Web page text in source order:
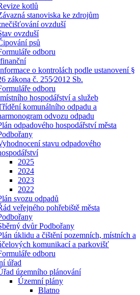
kotlů
stanoviska ke zdrojům
ovzduší
ovzduší
psů
odboru
o kontrolách podle ustanovení §
zákona č. 255⁄2012 Sb.
odboru
hospodářství a služeb
komunálního odpadu a
odvozu odpadu
odpadového hospodářství města
stavu odpadového
2025
2024
2023
2022
svozu odpadů
veřejného pohřebiště města
dvůr Podbořany
úklidu a čištění pozemních, místních a
komunikací a parkovišť
odboru
úřad
územního plánování
Územní plány
Blatno